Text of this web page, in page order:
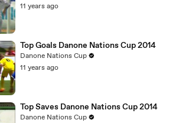
11 years ago
Top Goals Danone Nations Cup 2014
Danone Nations Cup
11 years ago
Top Saves Danone Nations Cup 2014
Danone Nations Cup